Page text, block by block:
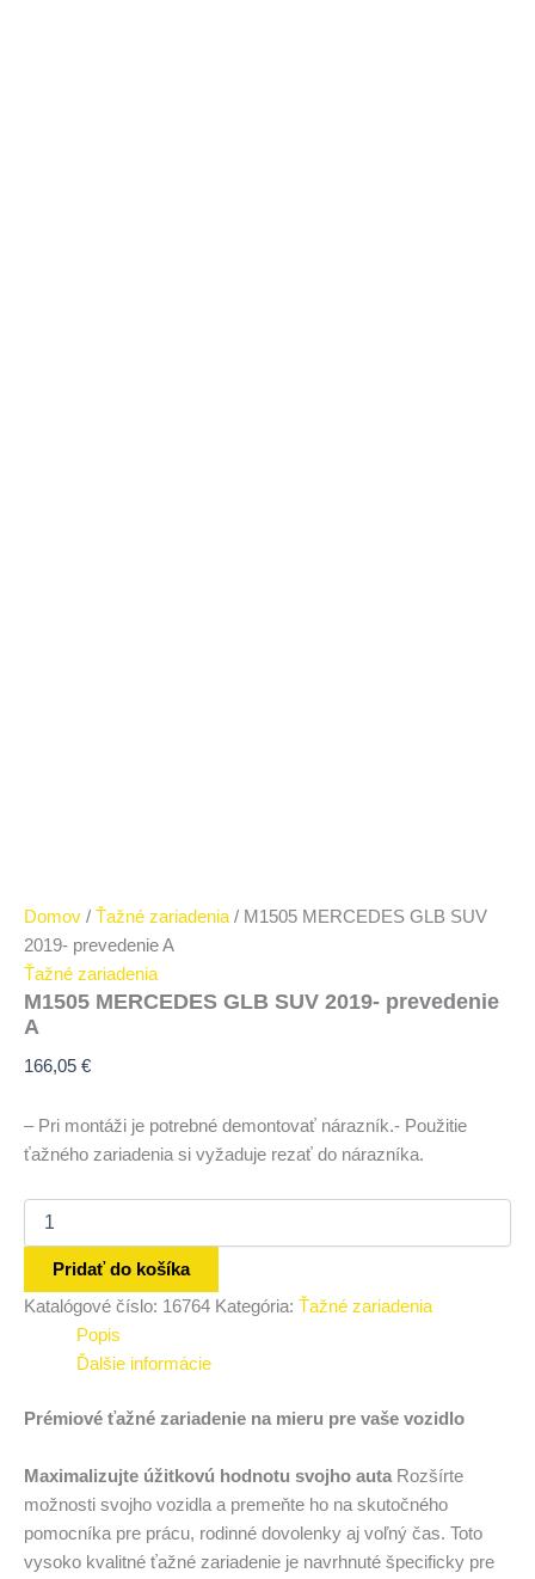
Domov / Ťažné zariadenia/ M1505 MERCEDES GLB SUV
2019- prevedenie A
Ťažné zariadenia
M1505 MERCEDES GLB SUV 2019- prevedenie
A
166,05 €
– Pri montáži je potrebné demontovať nárazník.- Použitie
ťažného zariadenia si vyžaduje rezať do nárazníka.
Pridať do košíka
Katalógové číslo: 16764 Kategória: Ťažné zariadenia
Popis
Ďalšie informácie
Prémiové ťažné zariadenie na mieru pre vaše vozidlo
Maximalizujte úžitkovú hodnotu svojho auta Rozšírte
možnosti svojho vozidla a premeňte ho na skutočného
pomocníka pre prácu, rodinné dovolenky aj voľný čas. Toto
vysoko kvalitné ťažné zariadenie je navrhnuté špecificky pre